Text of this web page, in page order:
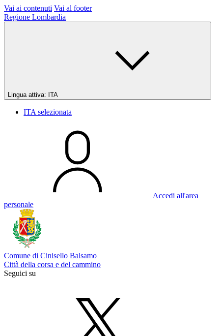
Vai ai contenuti Vai al footer
Regione Lombardia
Lingua attiva: ITA
ITA selezionata
Accedi all'area
personale
Comune di Cinisello Balsamo
Città della corsa e del cammino
Seguici su